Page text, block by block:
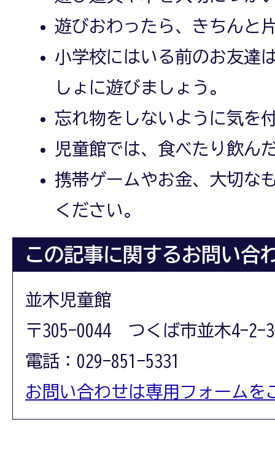
遊びおわったら、きちんと
小学校にはいる前のお友達
しょに遊びましょう。
忘れ物をしないように気を
児童館では、食べたり飲ん
携帯ゲームやお金、大切な
ください。
この記事に関するお問い合
並木児童館
〒305-0044 つくば市並木4-2-3
電話：029-851-5331
お問い合わせは専用フォームを